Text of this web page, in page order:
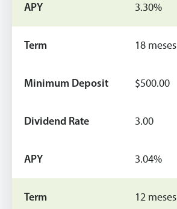
3.30%
18 meses
$500.00
3.00
3.04%
12 meses